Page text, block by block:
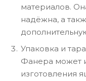
материалов.
надёжна, а
Упаковка и тара
Фанера может
изготовления